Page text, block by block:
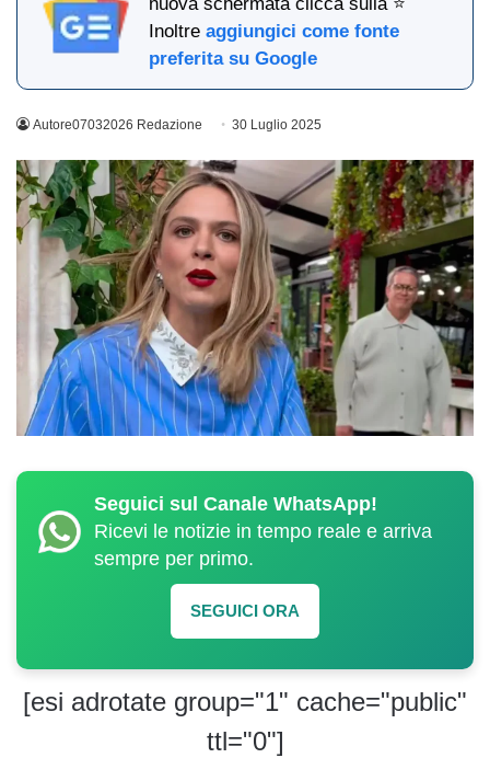
nuova schermata clicca sulla ⭐
Inoltreaggiungici come fonte
preferita su Google
Autore07032026 Redazione 30 Luglio 2025
Seguici sul Canale WhatsApp!
Ricevi le notizie in tempo reale e arriva
sempre per primo.
SEGUICI ORA
[esi adrotate group="1" cache="public"
ttl="0"]